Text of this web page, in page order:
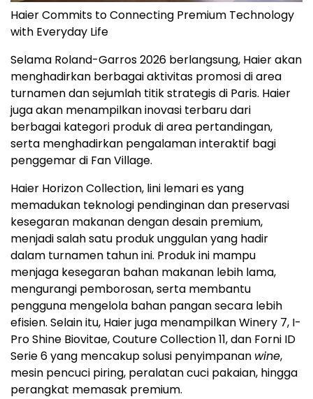
Haier Commits to Connecting Premium Technology
with Everyday Life
Selama Roland-Garros 2026 berlangsung, Haier akan
menghadirkan berbagai aktivitas promosi di area
turnamen dan sejumlah titik strategis di Paris. Haier
juga akan menampilkan inovasi terbaru dari
berbagai kategori produk di area pertandingan,
serta menghadirkan pengalaman interaktif bagi
penggemar di Fan Village.
Haier Horizon Collection, lini lemari es yang
memadukan teknologi pendinginan dan preservasi
kesegaran makanan dengan desain premium,
menjadi salah satu produk unggulan yang hadir
dalam turnamen tahun ini. Produk ini mampu
menjaga kesegaran bahan makanan lebih lama,
mengurangi pemborosan, serta membantu
pengguna mengelola bahan pangan secara lebih
efisien. Selain itu, Haier juga menampilkan Winery 7, I-
Pro Shine Biovitae, Couture Collection 11, dan Forni ID
Serie 6 yang mencakup solusi penyimpanan wine,
mesin pencuci piring, peralatan cuci pakaian, hingga
perangkat memasak premium.